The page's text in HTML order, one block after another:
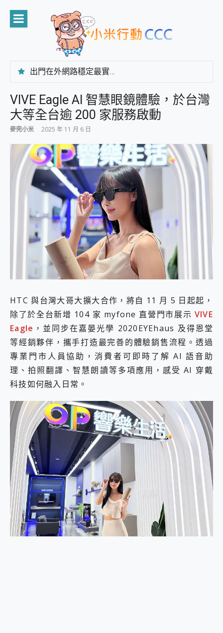
content
出門在外網路穩定最實在 「台灣大哥大」榮獲 4G/5G 在線率全球 NO.3 全台第一與全台六冠王實測心得，走到哪順到哪！
CP 值天花板~ Bongcom BS5 足球君開箱~ 短焦投影機 3千元就能擁有！ 折扣碼在這～
專為 PC上的 XBOX和掌機設計的 FireCuda X1070 SSD 固態硬碟開箱 評測
台灣製攝影機在這裡，100%全無線設計 SpotCam Solo Eco 太陽能防水雲端攝影機 SpotCam Solo 3 2.5K高畫質戶外攝影機 開箱 評測
防窺黑科技 Galaxy S26 Ultra系列保護貼怎麼選？imos AR 低反光玻璃、藍寶石鏡頭貼與軍規防摔殼完整開箱評價
AI 支付 一錶搞定大小事 Xiaomi Watch 5 開箱 評測
超驚艷 讓人一眼就愛上 LENOVO 聯想 Yoga Book 9 14吋 AI輕薄筆電 開箱 評測
美到讓人超想擁有 moto pad 60 系列 與 Moto | Swarovski razr 60 冰藍限定版本 開箱 評測
好用的 EaseUS Partition Master 讓您輕鬆的移除與格式化有防寫保護的隨身碟或SD卡
一鍵修復模糊影片、舊照的 AI 好幫手! VideoProc Converter AI 新版全解析 × 年末優惠，一篇全看懂
小朋友才做選擇 投影機 RGB藍牙音響 氛圍情境燈 我通通都要！ Starfish 2 幻彩膠囊投影機｜結合「 智慧投影 & 煥彩流動 」的沈浸式生活新體驗
外型超吸晴~ 給您絕佳操控體驗 GravaStar Mercury K1 系列 異星機械鍵盤與 Mercury X 系列 輕量無線電競滑鼠 開箱 評測
開箱~變身「蜘蛛人」椅子軍師！MSI MPG 491CQP QD-OLED 超寬曲面電競螢幕，多工辦公、爽度滿滿的終極桌面體驗
iPhone 17 系列 有認證的防護來囉！ imos 首家導入 UL MCV 行銷宣告驗證的手機配件品牌
DJI Osmo Pocket 3 爽爽帶回家 歡慶 EaseUS 21 週年到來，「Slogan 海報徵稿活動」好康大放送
小巧好吸不擋鏡頭 有Qi2認證的 ONPRO MagReact MXs2 5000mAh薄型磁吸無線急速行動電源 開箱 評測
會走動的冷暖氣 SONY REON POCKET PRO 穿戴式智慧冷暖調溫裝置 開箱 評測
百倍變焦實測~ vivo X200 Pro 與 S25 Ultra 誰能滿足全場景拍攝需求？
超好用的 PLAUD NotePin AI 智慧錄音膠囊~ 您的AI 秘書已上線 每月免費送你 300分鐘轉寫
COMPUTEX 2025 來囉！AGI亞奇雷 AI・Gaming・創作儲存方案登場，趕快來AGI亞奇雷挑戰任務抽 PS5！
飛利浦 JS7310 ⚡【電急便｜行動儲能救車電源】 可靠的旅行夥伴！帶給您優異的安全性與強大供電效能
是螢幕也是電視! 一機超多用途「MSI微星 Modern MD272UPSW 27型」 4K IPS 輕薄商用智慧聯網螢幕 開箱 評測
您的專屬AI 助手 Yoga Slim 7 Aura Edition 觸控AI筆電 開箱 評測
動靜皆宜「HUAWEI FreeArc」開放式耳掛耳機，無感配戴! 超穩超服貼，音質、通話也很優質
好玩好拍 vivo V50 ~ 口袋裡的 Zeiss 潮流攝影棚!
25種洗烘模式一機搞定! Roborock 衣莉莎白 H1 Neo分子篩洗脫烘 AI 滾筒洗衣機
給 MSI Claw 系列電競掌機 最完美的家 MSI Nest Docking Station 掌機專屬擴充底座 開箱 評測
B&O 精品級音響! Home+ 中嘉寬頻 SoundBox 劇院串流盒 開箱 評測
2億 APO蔡司長焦神機降臨~ vivo X200 Pro、vivo X200 就是這麼好拍
3 個超值 MHN 飛人工具分享~~ iToolab AnyGo 魔物獵人 Now飛人 ios教學 不出門也可以到處走
Locawhere AnyTo 寶可夢飛人 AnyTo 不出門也可以飛遍全世界
小體積 40000mAh 超大容量 一次充5個設備 充好充滿 CUKTECH 酷態科 300W 微型充電站 開箱 評測
磁碟系統大風吹 有了 磁碟管理程式 EaseUS Partition Master 就是這麼簡單
VIVE Eagle AI 智慧眼鏡體驗，於台灣
大等全台逾 200 家服務啟動
麥兜小米 2025 年 11 月 6 日
HTC 與台灣大哥大擴大合作，將自 11 月 5 日起起，
除了於全台新增 104 家 myfone 直營門市展示 VIVE
Eagle ，並同步在嘉晏光學 2020EYEhaus 及得恩堂
等經銷夥伴，攜手打造最完善的體驗銷售流程。透過
專業門市人員協助，消費者可即時了解 AI 語音助
理、拍照翻譯、智慧朗讀等多項應用，感受 AI 穿戴
科技如何融入日常。